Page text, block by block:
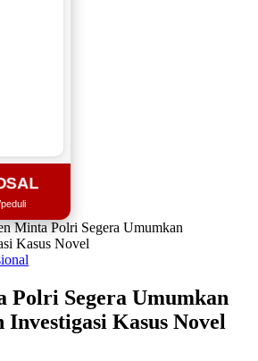
Minta Polri Segera Umumkan
Kasus Novel
Polri Segera Umumkan
Investigasi Kasus Novel